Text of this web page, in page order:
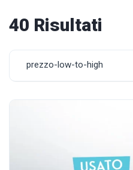
40 Risultati
prezzo-low-to-high